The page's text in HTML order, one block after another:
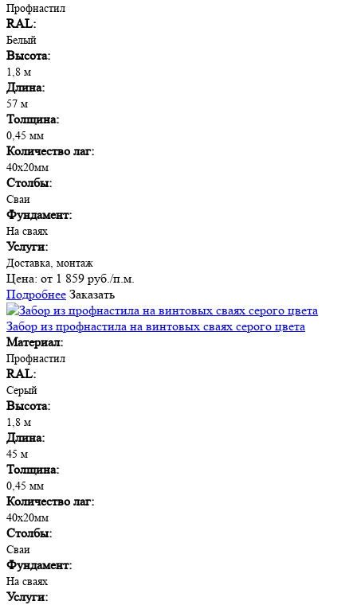
Профнастил
RAL:
Белый
Высота:
1,8 м
Длина:
57 м
Толщина:
0,45 мм
Количество лаг:
40х20мм
Столбы:
Сваи
Фундамент:
На сваях
Услуги:
Доставка, монтаж
Цена: от 1 859 руб./п.м.
Подробнее Заказать
Забор из профнастила на винтовых сваях серого цвета
Материал:
Профнастил
RAL:
Серый
Высота:
1,8 м
Длина:
45 м
Толщина:
0,45 мм
Количество лаг:
40х20мм
Столбы:
Сваи
Фундамент:
На сваях
Услуги: